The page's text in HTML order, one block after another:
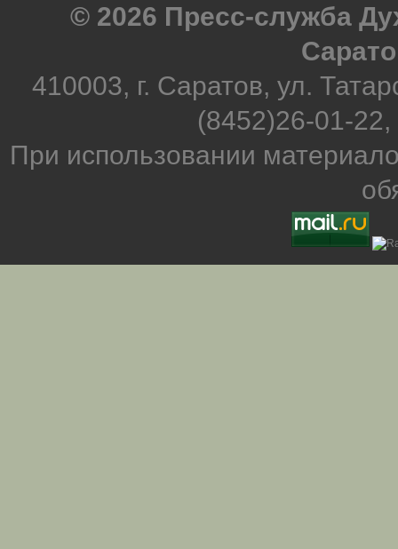
© 2026 Пресс-служба
410003, г. Саратов, ул.
(8452)26-01-
При использовании